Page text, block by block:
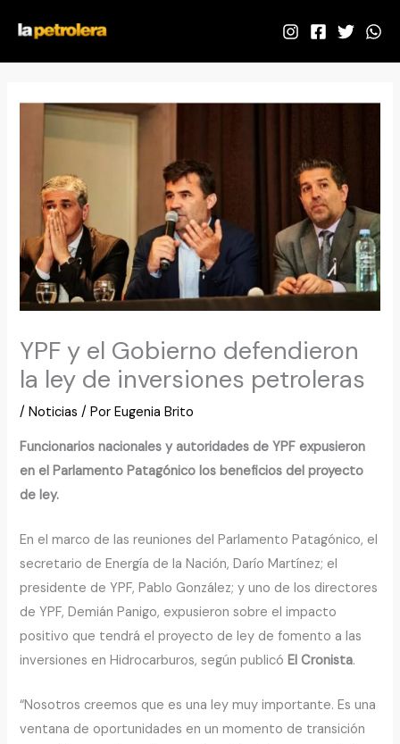
contenido
YPF y el Gobierno defendieron
la ley de inversiones petroleras
/Noticias / PorEugenia Brito
Funcionarios nacionales y autoridades de YPF expusieron
en el Parlamento Patagónico los beneficios del proyecto
de ley.
En el marco de las reuniones del Parlamento Patagónico, el
secretario de Energía de la Nación, Darío Martínez; el
presidente de YPF, Pablo González; y uno de los directores
de YPF, Demián Panigo, expusieron sobre el impacto
positivo que tendrá el proyecto de ley de fomento a las
inversiones en Hidrocarburos, según publicóEl Cronista.
“Nosotros creemos que es una ley muy importante. Es una
ventana de oportunidades en un momento de transición